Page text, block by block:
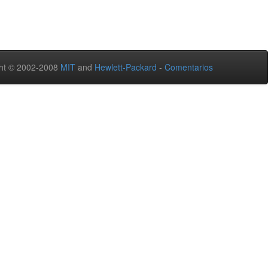
© 2002-2008 MIT and Hewlett-Packard - Comentarios